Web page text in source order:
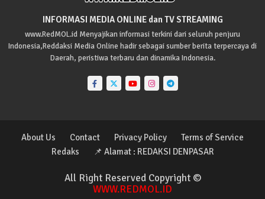
INFORMASI MEDIA ONLINE dan TV STREAMING
www.RedMOL.id Menyajikan informasi terkini dari seluruh penjuru
Indonesia,Reddaksi Media Online hadir sebagai sumber berita terpercaya di
Daerah, peristiwa terbaru dan dinamika Indonesia.
All Right Reserved Copyright ©
WWW.REDMOL.ID
About Us Contact Privacy Policy
Terms of Service
Redaks
📌 Alamat : REDAKSI DENPASAR